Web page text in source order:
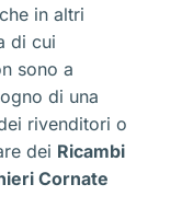
in altri
di cui
sono a
di una
rivenditori o
dei Ricambi
Cornate